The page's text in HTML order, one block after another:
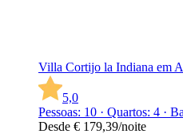
Villa Cortijo la Indiana em
5,0
Pessoas: 10 · Quartos: 4 ·
Desde € 179,39/noite